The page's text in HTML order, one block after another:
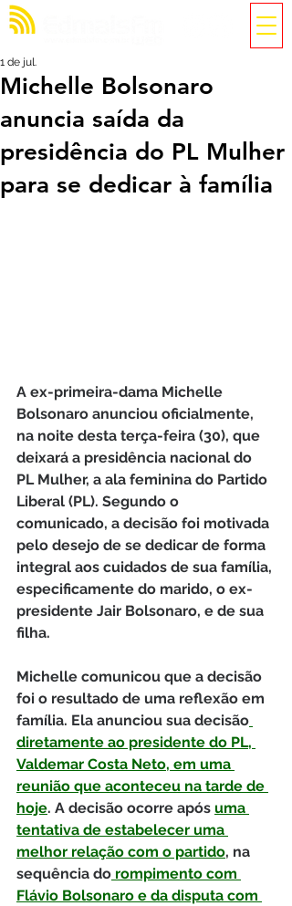
Michelle Bolsonaro
anuncia saída da
presidência do PL Mulher
para se dedicar à família
1 de jul.
A ex-primeira-dama Michelle
Bolsonaro anunciou oficialmente,
na noite desta terça-feira (30), que
deixará a presidência nacional do
PL Mulher, a ala feminina do Partido
Liberal (PL). Segundo o
comunicado, a decisão foi motivada
pelo desejo de se dedicar de forma
integral aos cuidados de sua família,
especificamente do marido, o ex-
presidente Jair Bolsonaro, e de sua
filha.
Michelle comunicou que a decisão
foi o resultado de uma reflexão em
família. Ela anunciou sua decisão
diretamente ao presidente do PL,
Valdemar Costa Neto, em uma
reunião que aconteceu na tarde de
hoje. A decisão ocorre após uma
tentativa de estabelecer uma
melhor relação com o partido, na
sequência do rompimento com
Flávio Bolsonaro e da disputa com